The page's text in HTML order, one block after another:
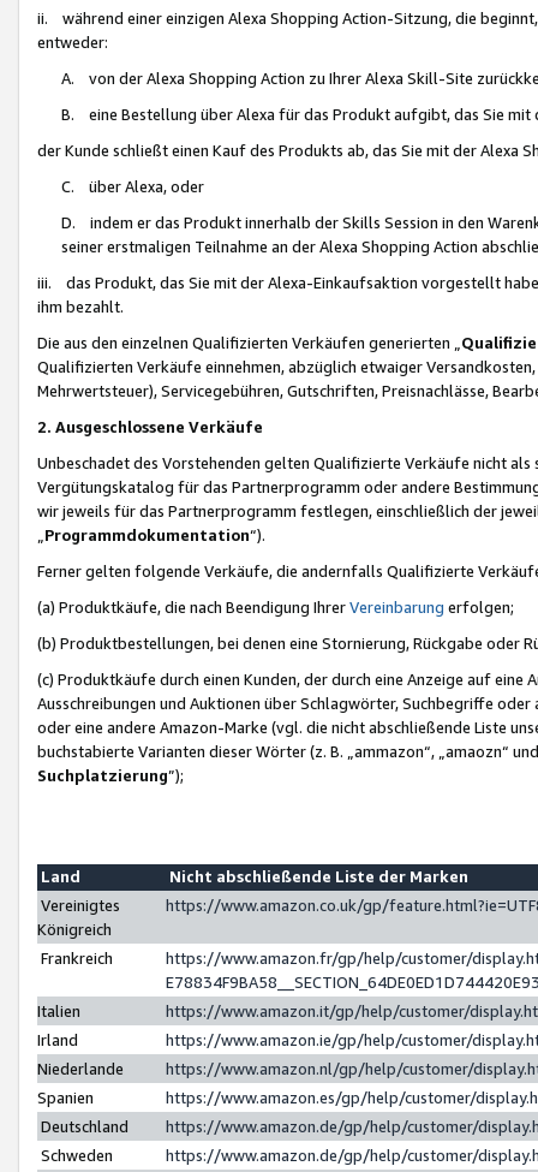
ii. während einer einzigen Alexa Shopping Action-Sitzung, die
entweder:
A. von der Alexa Shopping Action zu Ihrer Alexa Skill-Site
B. eine Bestellung über Alexa für das Produkt aufgibt, das Sie mit
der Kunde schließt einen Kauf des Produkts ab, das Sie mit der Alexa
C. über Alexa, oder
D. indem er das Produkt innerhalb der Skills Session in den
seiner erstmaligen Teilnahme an der Alexa Shopping Action
iii. das Produkt, das Sie mit der Alexa-Einkaufsaktion vorgestellt
ihm bezahlt.
Die aus den einzelnen Qualifizierten Verkäufen generierten „
Qualifizierten Verkäufe einnehmen, abzüglich etwaiger
Mehrwertsteuer), Servicegebühren, Gutschriften, Preisnachlässe,
2. Ausgeschlossene Verkäufe
Unbeschadet des Vorstehenden gelten Qualifizierte Verkäufe nicht
Vergütungskatalog für das Partnerprogramm oder andere
wir jeweils für das Partnerprogramm festlegen, einschließlich der
Programmdokumentation“).
Ferner gelten folgende Verkäufe, die andernfalls Qualifizierte
(a) Produktkäufe, die nach Beendigung IhrerVereinbarung erfolgen;
(b) Produktbestellungen, bei denen eine Stornierung, Rückgabe oder
(c) Produktkäufe durch einen Kunden, der durch eine Anzeige auf
Ausschreibungen und Auktionen über Schlagwörter, Suchbegriffe
oder eine andere Amazon-Marke (vgl. die nicht abschließende Liste
buchstabierte Varianten dieser Wörter (z. B. „ammazon“, „amaozn“
Suchplatzierung”);
Land
Nicht abschließende Liste der Marken
Vereinigtes
Königreich
https://www.amazon.co.uk/gp/
Frankreich
https://www.amazon.fr/gp/help/customer/
Italien
https://www.amazon.it/gp/help/customer/
Irland
https://www.amazon.ie/gp/help/customer/
Niederlande
https://www.amazon.nl/gp/help/customer/
Spanien
https://www.amazon.es/gp/help/customer/
Deutschland
https://www.amazon.de/gp/help/customer/
Schweden
https://www.amazon.de/gp/help/customer/